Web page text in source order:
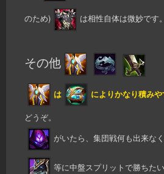
のため) は相性自体は微妙です。
その他
は によりかなり積みや
どうぞ。
がいたら、集団戦何も出来な
等に中盤スプリットで勝ちた